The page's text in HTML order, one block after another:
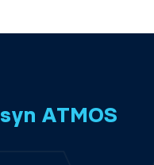
ATMOS